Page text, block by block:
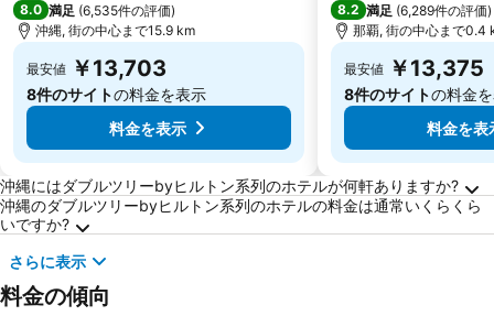
8.0 満足 (6,535件の評価)
沖縄, 街の中心まで15.9 km
最安値 ￥13,703
8件のサイトの料金を表示
料金を表示
8.2 満足 (6,289件の評価)
那覇, 街の中心まで0.4
最安値 ￥13,375
8件のサイトの料金
料金を表
沖縄に関するよくある質問
沖縄にはダブルツリーbyヒルトン系列のホテルが何軒ありますか?
沖縄のダブルツリーbyヒルトン系列のホテルの料金は通常いくらくら
いですか?
さらに表示
料金の傾向